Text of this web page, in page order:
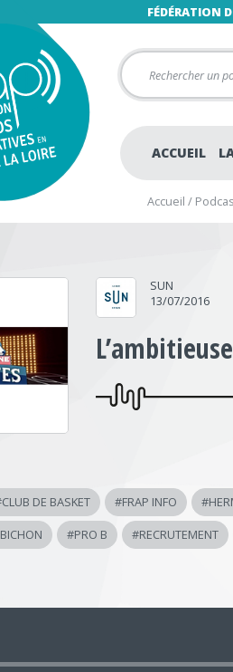
FÉDÉRATION
ACCUEIL
Accueil /
SUN
13/07/2016
CLUB DE BASKET #FRAP INFO #
#PRO B #RECRUTEMENT